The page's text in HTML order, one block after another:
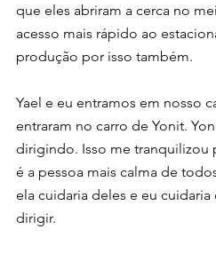
que eles abriram a cerca no
acesso mais rápido ao
produção por isso também.
Yael e eu entramos em nosso
entraram no carro de Yonit.
dirigindo. Isso me tranquilizou
é a pessoa mais calma de
ela cuidaria deles e eu cuidaria
dirigir.